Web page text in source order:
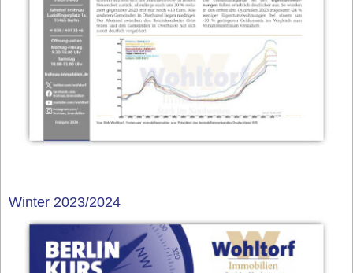
Winter 2023/2024